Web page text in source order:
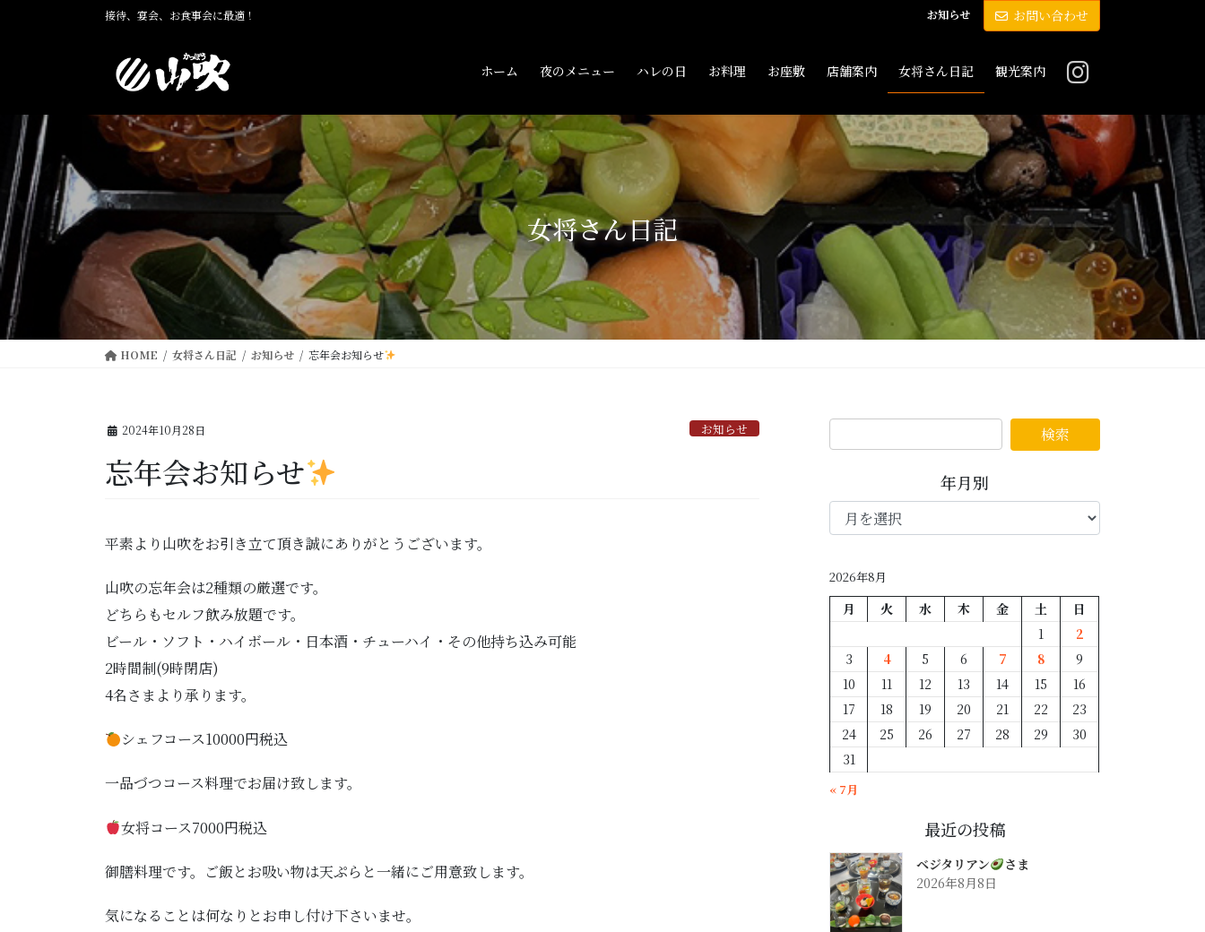
移
動
接待、宴会、お食事会に最適！ お知らせ お問い合わせ
ホーム 夜のメニュー ハレの日 お料理 お座敷 店舗案内 女将さん日記 観光案内
女将さん日記
HOME 女将さん日記 お知らせ 忘年会お知らせ
2024年10月28日 お知らせ
忘年会お知らせ
平素より山吹をお引き立て頂き誠にありがとうございます。
山吹の忘年会は2種類の厳選です。
どちらもセルフ飲み放題です。
ビール・ソフト・ハイボール・日本酒・チューハイ・その他持ち込み可能
2時間制(9時閉店)
4名さまより承ります。
シェフコース10000円税込
一品づつコース料理でお届け致します。
女将コース7000円税込
御膳料理です。ご飯とお吸い物は天ぷらと一緒にご用意致します。
気になることは何なりとお申し付け下さいませ。
年月別
年
2026年8月
月 火 水 木 金 土
日
1
2
3
4 5 6 7 8
9
10
11 12 13 14 15
16
17
18 19 20 21 22
23
24
25 26 27 28 29
30
31
« 7月
最近の投稿
ベジタリアン
さま
2026年8月8日